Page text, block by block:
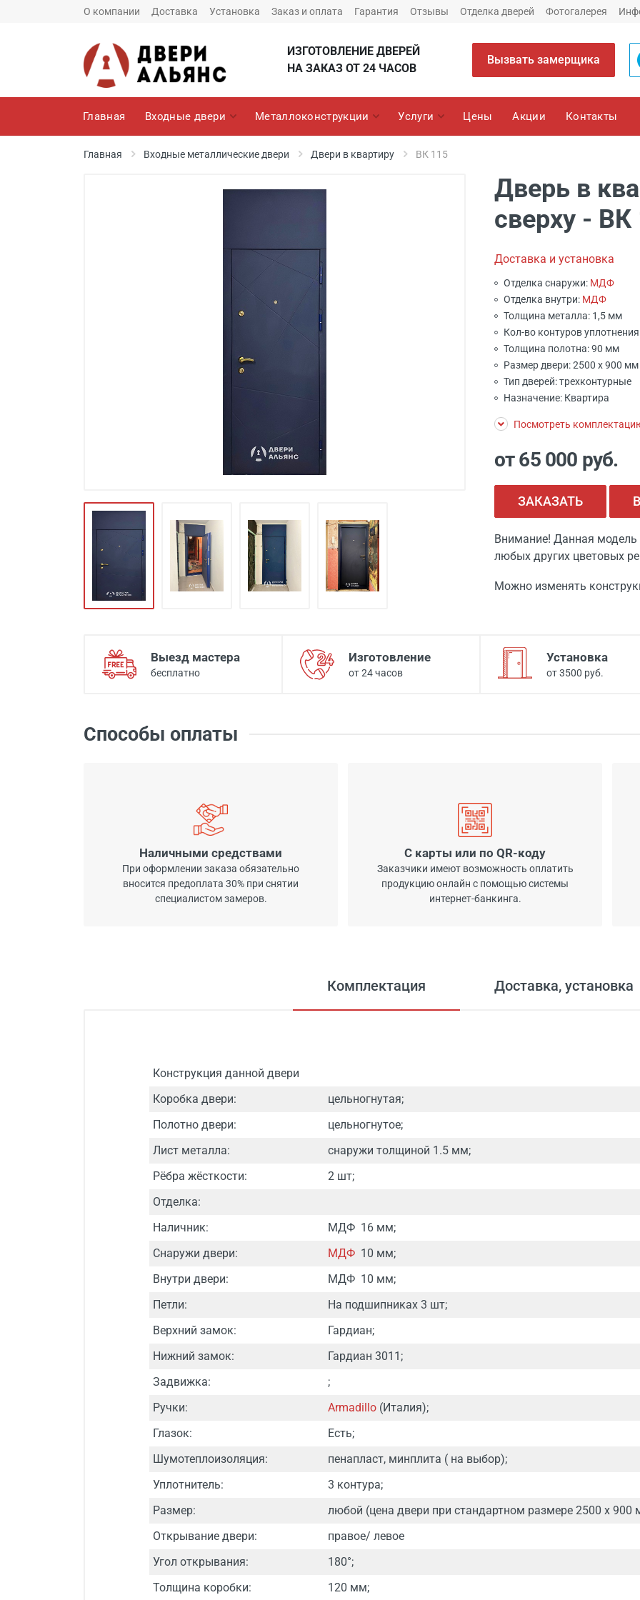
О компании Доставка Установка Заказ и оплата Гарантия Отзывы Отделка дверей Фотогалерея
ИЗГОТОВЛЕНИЕ ДВЕРЕЙ
НА ЗАКАЗ ОТ 24 ЧАСОВ
Вызвать замерщика
Главная Входные двери Металлоконструкции Услуги Цены Акции Контакты
Главная Входные металлические двери Двери в квартиру ВК 115
Дверь в
сверху - ВК
Доставка и установка
Отделка снаружи: МДФ
Отделка внутри: МДФ
Толщина металла: 1,5 мм
Кол-во контуров
Толщина полотна: 90 мм
Размер двери: 2500 х 900
Тип дверей: трехконтурные
Назначение: Квартира
Посмотреть
от 65 000 руб.
ЗАКАЗАТЬ
Внимание! Данная модель
любых других цветовых
Можно изменять
Выезд мастера
бесплатно
Изготовление
от 24 часов
Установка
от 3500 руб.
Способы оплаты
Наличными средствами
При оформлении заказа обязательно
вносится предоплата 30% при снятии
специалистом замеров.
С карты или по QR-коду
Заказчики имеют возможность оплатить
продукцию онлайн с помощью системы
интернет-банкинга.
Комплектация Доставка, установка
Конструкция данной двери
Коробка двери:
цельногнутая;
Полотно двери:
цельногнутое;
Лист металла:
снаружи толщиной 1.5 мм;
Рёбра жёсткости:
2 шт;
Отделка:
Наличник:
МДФ 16 мм;
Снаружи двери:
МДФ 10 мм;
Внутри двери:
МДФ 10 мм;
Петли:
На подшипниках 3 шт;
Верхний замок:
Гардиан;
Нижний замок:
Гардиан 3011;
Задвижка:
;
Ручки:
Armadillo (Италия);
Глазок:
Есть;
Шумотеплоизоляция:
пенапласт, минплита ( на выбор);
Уплотнитель:
3 контура;
Размер:
любой (цена двери при стандартном размере 2500 х 900
Открывание двери:
правое/ левое
Угол открывания:
180°;
Толщина коробки:
120 мм;